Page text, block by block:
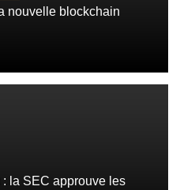
nouvelle blockchain
la SEC approuve les